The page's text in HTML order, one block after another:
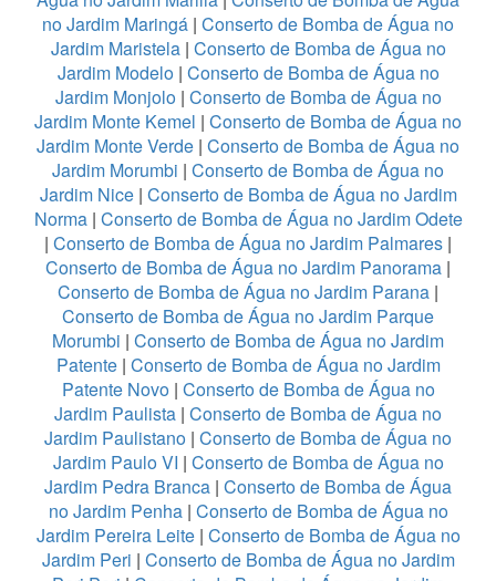
no Jardim Maringá | Conserto de Bomba de Água no
Jardim Maristela| Conserto de Bomba de Água no
Jardim Modelo| Conserto de Bomba de Água no
Jardim Monjolo| Conserto de Bomba de Água no
Jardim Monte Kemel | Conserto de Bomba de Água no
Jardim Monte Verde | Conserto de Bomba de Água no
Jardim Morumbi | Conserto de Bomba de Água no
Jardim Nice| Conserto de Bomba de Água no Jardim
Norma| Conserto de Bomba de Água no Jardim Odete
| Conserto de Bomba de Água no Jardim Palmares |
Conserto de Bomba de Água no Jardim Panorama |
Conserto de Bomba de Água no Jardim Parana |
Conserto de Bomba de Água no Jardim Parque
Morumbi | Conserto de Bomba de Água no Jardim
Patente| Conserto de Bomba de Água no Jardim
Patente Novo| Conserto de Bomba de Água no
Jardim Paulista | Conserto de Bomba de Água no
Jardim Paulistano | Conserto de Bomba de Água no
Jardim Paulo VI | Conserto de Bomba de Água no
Jardim Pedra Branca | Conserto de Bomba de Água
no Jardim Penha| Conserto de Bomba de Água no
Jardim Pereira Leite| Conserto de Bomba de Água no
Jardim Peri | Conserto de Bomba de Água no Jardim